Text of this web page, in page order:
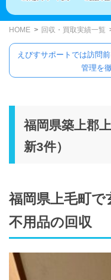
HOME 回収・買取実績一覧
えびすサポートでは訪問
管理を
福岡県築上郡
新3件）
福岡県上毛町で
不用品の回収